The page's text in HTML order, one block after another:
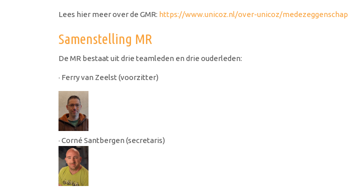
Lees hier meer over de GMR: https://www.unicoz.nl/over-unicoz/medezeggenschap
Samenstelling MR
De MR bestaat uit drie teamleden en drie ouderleden:
· Ferry van Zeelst (voorzitter)
· Corné Santbergen (secretaris)